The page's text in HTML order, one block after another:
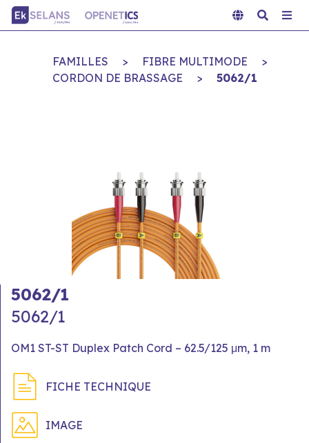
FAMILLES > FIBRE MULTIMODE
>
CORDON DE BRASSAGE
> 5062/1
5062/1
5062/1
OM1 ST-ST Duplex Patch Cord – 62.5/125 μm, 1 m
FICHE TECHNIQUE
IMAGE